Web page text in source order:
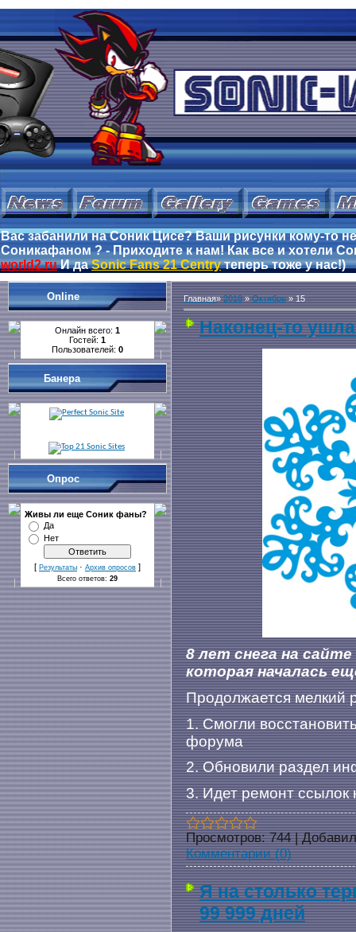
Вас забанили на Соник Цисе? Ваши рисунки кому-то
Соникафаном ? - Приходите к нам! Как все и хотели
world2.ruИ даSonic Fans 21 Centryтеперь тоже у нас!)
Online
Онлайн всего: 1
Гостей: 1
Пользователей: 0
Банера
Опрос
Живы ли еще Cоник фаны?
Да
Нет
[ Результаты · Архив опросов ]
Всего ответов: 29
Главная»2018 » Октябрь » 15
Наконец-то
8 лет снега на
которая началась
Продолжается мелкий
1. Смогли
форума
2. Обновили раздел
3. Идет ремонт ссылок
Просмотров: 744 |
Комментарии (0)
Я на столько
99 999 дней